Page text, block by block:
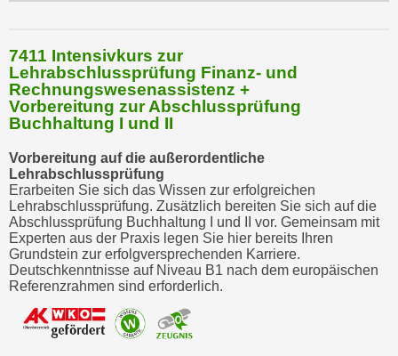
7411 Intensivkurs zur
Lehrabschlussprüfung Finanz- und
Rechnungswesenassistenz +
Vorbereitung zur Abschlussprüfung
Buchhaltung I und II
Vorbereitung auf die außerordentliche
Lehrabschlussprüfung
Erarbeiten Sie sich das Wissen zur erfolgreichen
Lehrabschlussprüfung. Zusätzlich bereiten Sie sich auf die
Abschlussprüfung Buchhaltung I und II vor. Gemeinsam mit
Experten aus der Praxis legen Sie hier bereits Ihren
Grundstein zur erfolgversprechenden Karriere.
Deutschkenntnisse auf Niveau B1 nach dem europäischen
Referenzrahmen sind erforderlich.